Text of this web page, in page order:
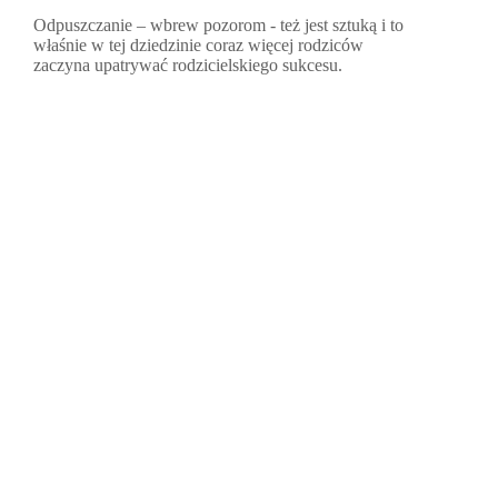
Odpuszczanie – wbrew pozorom - też jest sztuką i to
właśnie w tej dziedzinie coraz więcej rodziców
zaczyna upatrywać rodzicielskiego sukcesu.